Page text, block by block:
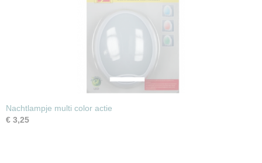
Nachtlampje multi color actie
€ 3,25